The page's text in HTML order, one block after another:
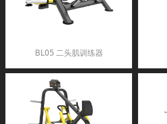
BL05 二头肌训练器